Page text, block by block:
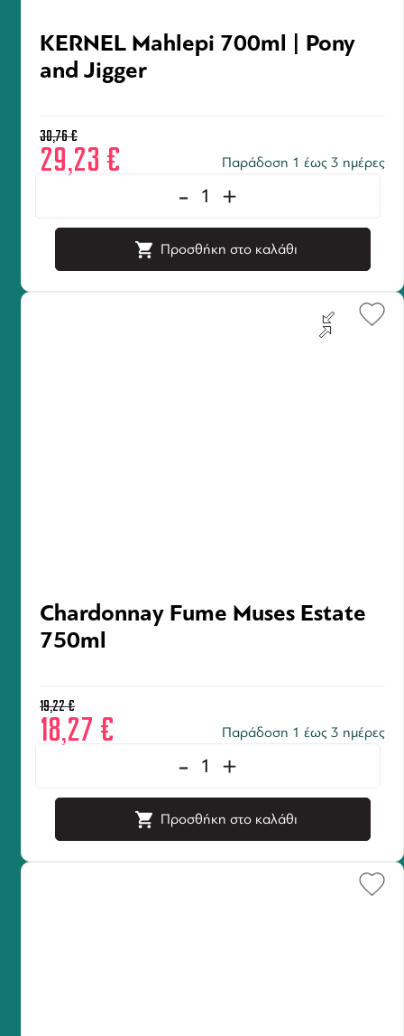
KERNEL Mahlepi 700ml | Pony
and Jigger
30,76€
29,23 € Παράδοση 1 έως 3 ημέρες
- +
Προσθήκη στο καλάθι
Chardonnay Fume Muses Estate
750ml
19,22€
18,27 € Παράδοση 1 έως 3 ημέρες
- +
Προσθήκη στο καλάθι